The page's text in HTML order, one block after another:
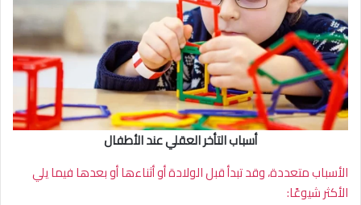
أسباب التأخر العقلي عند الأطفال
الأسباب متعددة، وقد تبدأ قبل الولادة أو أثناءها أو بعدها فيما يلي
الأكثر شيوعًا: